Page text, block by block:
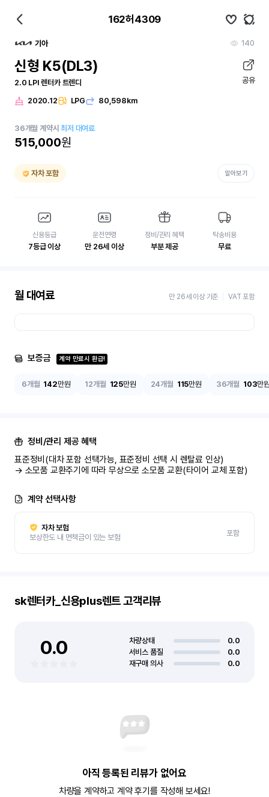
162허4309
기아 140
신형 K5(DL3)
2.0 LPI 렌터카 트렌디 공유
2020.12 LPG 80,598km
36개월 계약시최저 대여료
515,000원
자차 포함 알아보기
신용등급
7등급 이상
운전연령
만 26세 이상
정비/관리 혜택
부분 제공
탁송비용
무료
월 대여료 만 26세 이상 기준 VAT 포함
보증금 계약 만료시 환급!
6개월 142만원 12개월 125만원 24개월 115만원 36개월 103만
정비/관리 제공 혜택
표준정비(대차 포함 선택가능, 표준정비 선택 시 렌탈료 인상)
→ 소모품 교환주기에 따라 무상으로 소모품 교환(타이어 교체 포함)
계약 선택사항
자차 보험
보상한도 내 면책금이 있는 보험
포함
sk렌터카_신용plus렌트고객리뷰
0.0 차량상태
0.0
서비스 품질
0.0
재구매 의사
0.0
아직 등록된 리뷰가 없어요
차량을 계약하고 계약 후기를 작성해 보세요!